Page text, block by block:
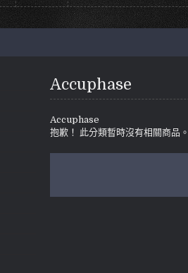
Accuphase
Accuphase
抱歉！ 此分類暫時沒有相關商品。